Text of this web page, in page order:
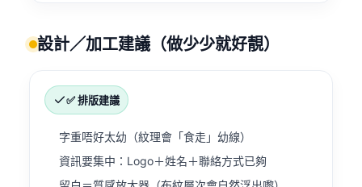
設計／加工建議（做少少就好靚）
✅ 排版建議
字重唔好太幼（紋理會「食走」幼線）
資訊要集中：Logo＋姓名＋聯絡方式已夠